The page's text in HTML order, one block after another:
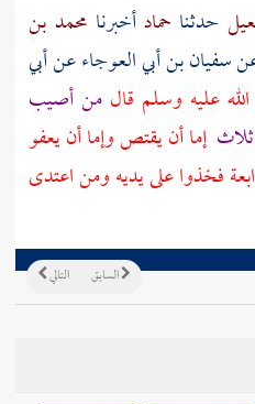
حدثنا حمادأخبرنا محمد بن
سفيان بن أبي العوجاءعنأبي
عليه وسلم قال من أصيب
إما أن يقتص وإما أن يعفو
فخذوا على يديه ومن اعتدى
التالي السابق